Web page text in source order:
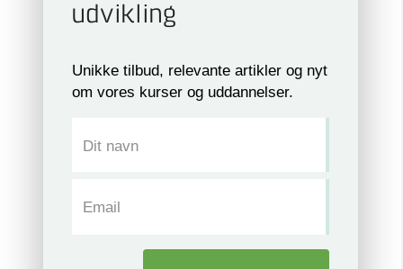
udvikling
Unikke tilbud, relevante artikler og nyt
om vores kurser og uddannelser.
Dit navn
Email